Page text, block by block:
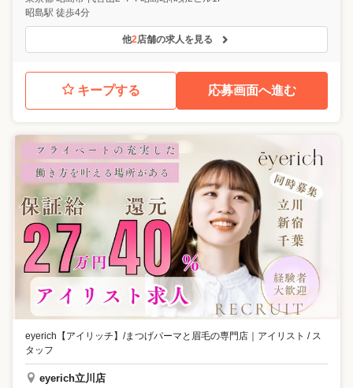
昭島駅 徒歩4分
他2店舗の求人を見る
キープする 応募画面へ進む
eyerich【アイリッチ】/まつげパーマと眉毛の専門店
アイリスト / ス
タッフ
eyerich立川店